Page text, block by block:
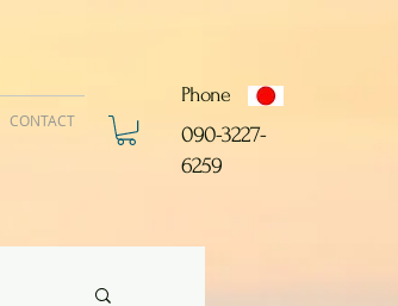
​090-3227-
6259
Phone
CONTACT